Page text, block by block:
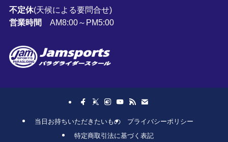
不定休(天候による要問合せ)
営業時間
AM8:00～PM5:00
当日お持ちいただきたいもの
プライバシーポリシー
特定商取引法に基づく表記